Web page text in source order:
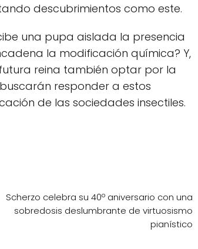
descubrimientos como este.
una pupa aislada la presencia
la modificación química? Y,
reina también optar por la
responder a estos
de las sociedades insectiles.
Scherzo celebra su 40º aniversario con una
sobredosis deslumbrante de virtuosismo
pianístico